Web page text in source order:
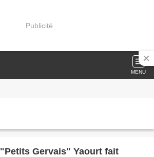
Publicité
MENU
Gervais" Yaourt fait